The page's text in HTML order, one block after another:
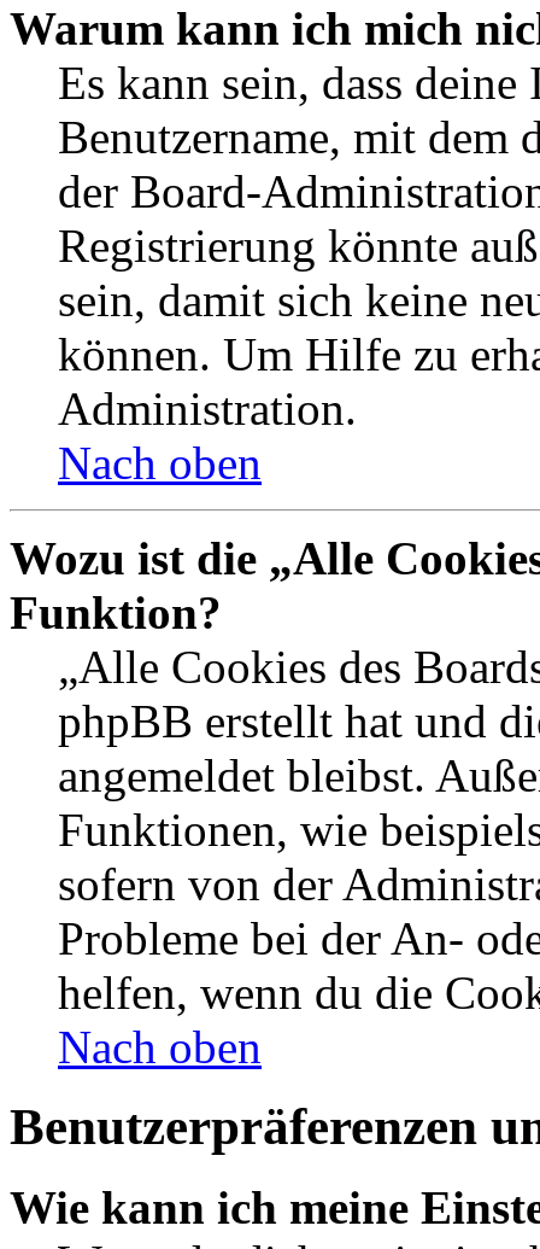
Warum kann ich mich
Es kann sein, dass
Benutzername, mit dem
der Board-
Registrierung könnte
sein, damit sich keine
können. Um Hilfe zu
Administration.
Nach oben
Wozu ist die „Alle
Funktion?
„Alle Cookies des
phpBB erstellt hat und
angemeldet bleibst.
Funktionen, wie
sofern von der
Probleme bei der An-
helfen, wenn du die
Nach oben
Benutzerpräferenzen
Wie kann ich meine